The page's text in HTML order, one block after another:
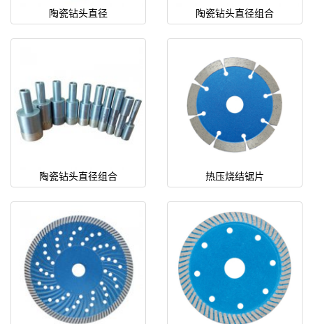
陶瓷钻头直径 陶瓷钻头直径组合
陶瓷钻头直径组合 热压烧结锯片